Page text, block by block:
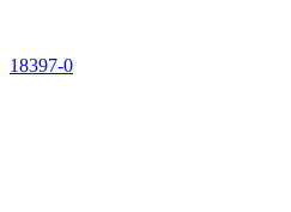
18397-0